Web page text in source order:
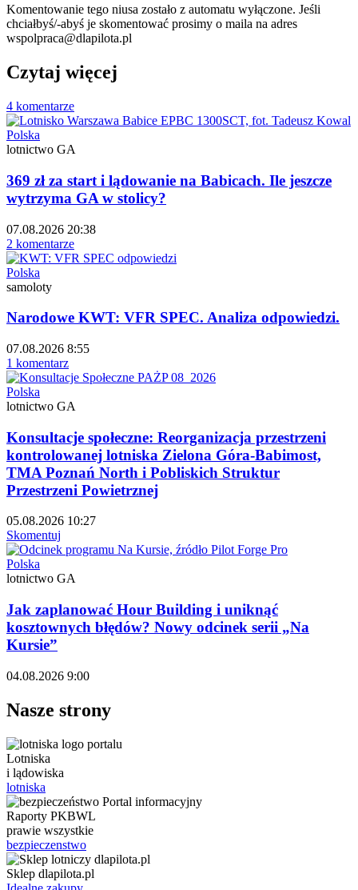
Komentowanie tego niusa zostało z automatu wyłączone. Jeśli
chciałbyś/-abyś je skomentować prosimy o maila na adres
wspolpraca@dlapilota.pl
Czytaj więcej
4 komentarze
Polska
lotnictwo GA
369 zł za start i lądowanie na Babicach. Ile jeszcze
wytrzyma GA w stolicy?
07.08.2026 20:38
2 komentarze
Polska
samoloty
Narodowe KWT: VFR SPEC. Analiza odpowiedzi.
07.08.2026 8:55
1 komentarz
Polska
lotnictwo GA
Konsultacje społeczne: Reorganizacja przestrzeni
kontrolowanej lotniska Zielona Góra-Babimost,
TMA Poznań North i Pobliskich Struktur
Przestrzeni Powietrznej
05.08.2026 10:27
Skomentuj
Polska
lotnictwo GA
Jak zaplanować Hour Building i uniknąć
kosztownych błędów? Nowy odcinek serii „Na
Kursie”
04.08.2026 9:00
Nasze strony
Lotniska
i lądowiska
lotniska
Raporty PKBWL
prawie wszystkie
bezpieczenstwo
Sklep dlapilota.pl